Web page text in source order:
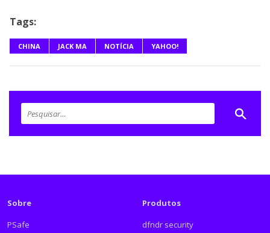
Tags:
CHINA JACK MA NOTÍCIA YAHOO!
Sobre
PSafe
Produtos
dfndr security